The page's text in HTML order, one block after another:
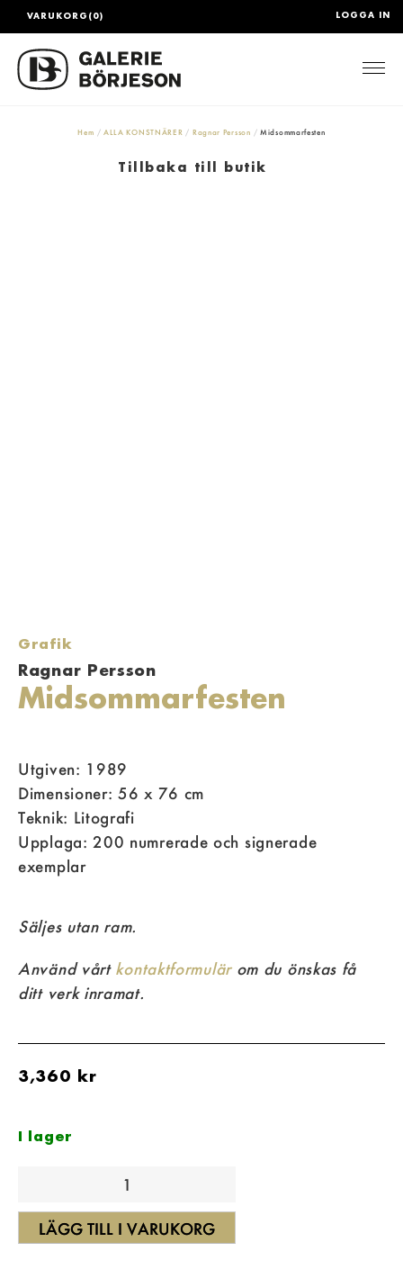
LOGGA IN
VARUKORG(0)
Hem ALLA KONSTNÄRER Ragnar Persson Midsommarfesten
Tillbaka till butik
Grafik
Ragnar Persson
Midsommarfesten
Utgiven: 1989
Dimensioner: 56 x 76 cm
Teknik: Litografi
Upplaga: 200 numrerade och signerade
exemplar
Säljes utan ram.
Använd vårt kontaktformulärom du önskas få
ditt verk inramat.
3,360 kr
I lager
LÄGG TILL I VARUKORG